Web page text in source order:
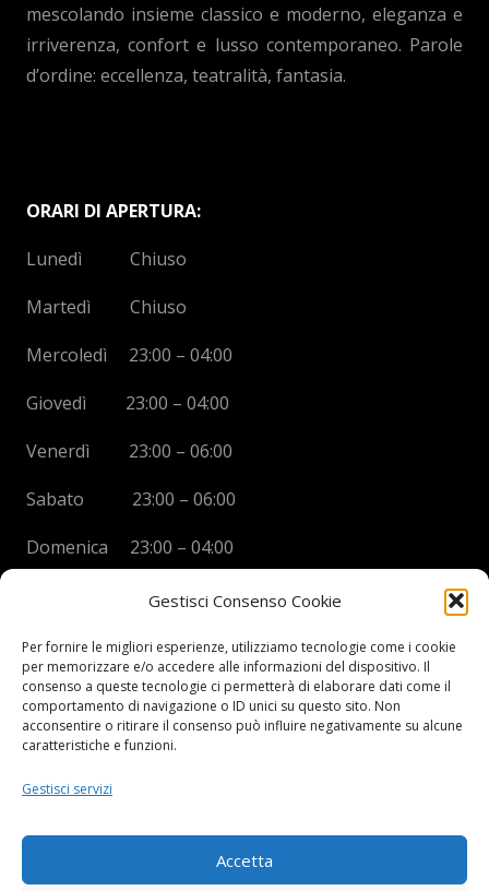
Gestisci Consenso Cookie
Per fornire le migliori esperienze, utilizziamo tecnologie come i cookie
per memorizzare e/o accedere alle informazioni del dispositivo. Il
consenso a queste tecnologie ci permetterà di elaborare dati come il
comportamento di navigazione o ID unici su questo sito. Non
acconsentire o ritirare il consenso può influire negativamente su alcune
caratteristiche e funzioni.
Gestisci servizi
Accetta
mescolando insieme classico e moderno, eleganza e
irriverenza, confort e lusso contemporaneo. Parole
d’ordine: eccellenza, teatralità, fantasia.
ORARI DI APERTURA:
Lunedì Chiuso
Martedì Chiuso
Mercoledì 23:00 – 04:00
Giovedì 23:00 – 04:00
Venerdì 23:00 – 06:00
Sabato 23:00 – 06:00
Domenica 23:00 – 04:00
BOYS DISCO VICENZA
Via Oreficeria, 68 –36100 Vicenza (VI)
Tel.+39 0444 960737
2102067
P.I.03908300241